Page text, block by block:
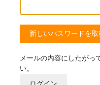
買取・買取査定
買取 金・プラチナ
外貨両替
メールの内容にしたがっ
い。